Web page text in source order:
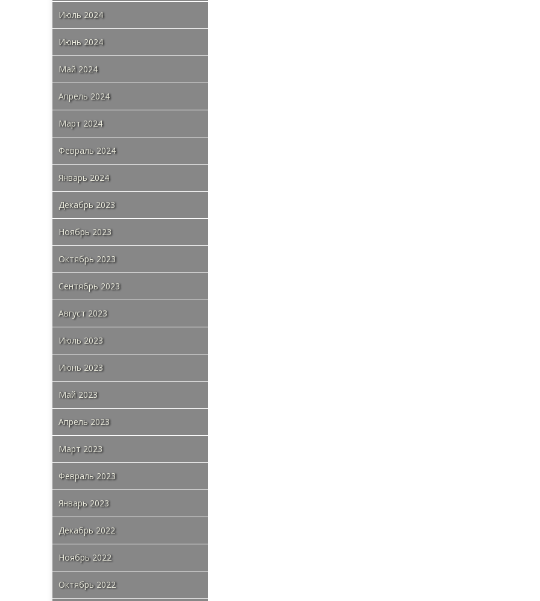
Июль 2024
Июнь 2024
Май 2024
Апрель 2024
Март 2024
Февраль 2024
Январь 2024
Декабрь 2023
Ноябрь 2023
Октябрь 2023
Сентябрь 2023
Август 2023
Июль 2023
Июнь 2023
Май 2023
Апрель 2023
Март 2023
Февраль 2023
Январь 2023
Декабрь 2022
Ноябрь 2022
Октябрь 2022